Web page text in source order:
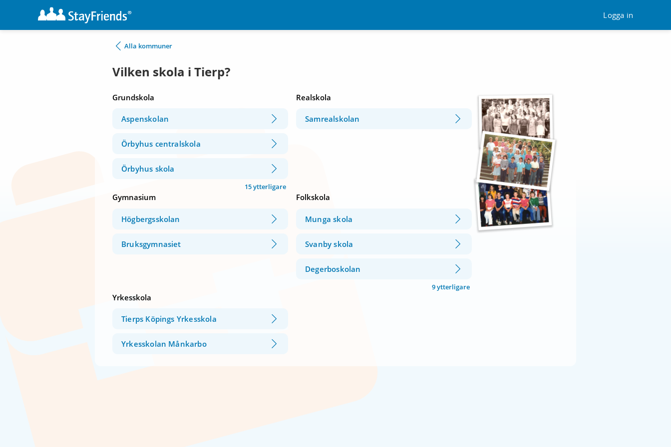
Logga in
Alla kommuner
Vilken skola i Tierp?
Grundskola
Aspenskolan
Örbyhus centralskola
Örbyhus skola
15 ytterligare
Realskola
Samrealskolan
Gymnasium
Högbergsskolan
Bruksgymnasiet
Folkskola
Munga skola
Svanby skola
Degerboskolan
9 ytterligare
Yrkesskola
Tierps Köpings Yrkesskola
Yrkesskolan Månkarbo